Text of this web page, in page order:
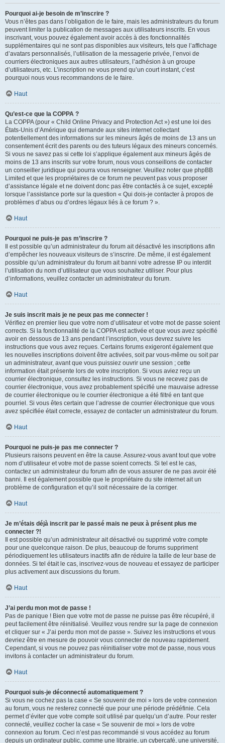
Pourquoi ai-je besoin de m’inscrire ?
Vous n’êtes pas dans l’obligation de le faire, mais les administrateurs du forum
peuvent limiter la publication de messages aux utilisateurs inscrits. En vous
inscrivant, vous pouvez également avoir accès à des fonctionnalités
supplémentaires qui ne sont pas disponibles aux visiteurs, tels que l’affichage
d’avatars personnalisés, l’utilisation de la messagerie privée, l’envoi de
courriers électroniques aux autres utilisateurs, l’adhésion à un groupe
d’utilisateurs, etc. L’inscription ne vous prend qu’un court instant, c’est
pourquoi nous vous recommandons de le faire.
Haut
Qu’est-ce que la COPPA ?
La COPPA (pour « Child Online Privacy and Protection Act ») est une loi des
États-Unis d’Amérique qui demande aux sites internet collectant
potentiellement des informations sur les mineurs âgés de moins de 13 ans un
consentement écrit des parents ou des tuteurs légaux des mineurs concernés.
Si vous ne savez pas si cette loi s’applique également aux mineurs âgés de
moins de 13 ans inscrits sur votre forum, nous vous conseillons de contacter
un conseiller juridique qui pourra vous renseigner. Veuillez noter que phpBB
Limited et que les propriétaires de ce forum ne peuvent pas vous proposer
d’assistance légale et ne doivent donc pas être contactés à ce sujet, excepté
lorsque l’assistance porte sur la question « Qui dois-je contacter à propos de
problèmes d’abus ou d’ordres légaux liés à ce forum ? ».
Haut
Pourquoi ne puis-je pas m’inscrire ?
Il est possible qu’un administrateur du forum ait désactivé les inscriptions afin
d’empêcher les nouveaux visiteurs de s’inscrire. De même, il est également
possible qu’un administrateur du forum ait banni votre adresse IP ou interdit
l’utilisation du nom d’utilisateur que vous souhaitez utiliser. Pour plus
d’informations, veuillez contacter un administrateur du forum.
Haut
Je suis inscrit mais je ne peux pas me connecter !
Vérifiez en premier lieu que votre nom d’utilisateur et votre mot de passe soient
corrects. Si la fonctionnalité de la COPPA est activée et que vous avez spécifié
avoir en dessous de 13 ans pendant l’inscription, vous devrez suivre les
instructions que vous avez reçues. Certains forums exigeront également que
les nouvelles inscriptions doivent être activées, soit par vous-même ou soit par
un administrateur, avant que vous puissiez ouvrir une session ; cette
information était présente lors de votre inscription. Si vous aviez reçu un
courrier électronique, consultez les instructions. Si vous ne recevez pas de
courrier électronique, vous avez probablement spécifié une mauvaise adresse
de courrier électronique ou le courrier électronique a été filtré en tant que
pourriel. Si vous êtes certain que l’adresse de courrier électronique que vous
avez spécifiée était correcte, essayez de contacter un administrateur du forum.
Haut
Pourquoi ne puis-je pas me connecter ?
Plusieurs raisons peuvent en être la cause. Assurez-vous avant tout que votre
nom d’utilisateur et votre mot de passe soient corrects. Si tel est le cas,
contactez un administrateur du forum afin de vous assurer de ne pas avoir été
banni. Il est également possible que le propriétaire du site internet ait un
problème de configuration et qu’il soit nécessaire de la corriger.
Haut
Je m’étais déjà inscrit par le passé mais ne peux à présent plus me
connecter ?!
Il est possible qu’un administrateur ait désactivé ou supprimé votre compte
pour une quelconque raison. De plus, beaucoup de forums suppriment
périodiquement les utilisateurs inactifs afin de réduire la taille de leur base de
données. Si tel était le cas, inscrivez-vous de nouveau et essayez de participer
plus activement aux discussions du forum.
Haut
J’ai perdu mon mot de passe !
Pas de panique ! Bien que votre mot de passe ne puisse pas être récupéré, il
peut facilement être réinitialisé. Veuillez vous rendre sur la page de connexion
et cliquer sur « J’ai perdu mon mot de passe ». Suivez les instructions et vous
devriez être en mesure de pouvoir vous connecter de nouveau rapidement.
Cependant, si vous ne pouvez pas réinitialiser votre mot de passe, nous vous
invitons à contacter un administrateur du forum.
Haut
Pourquoi suis-je déconnecté automatiquement ?
Si vous ne cochez pas la case « Se souvenir de moi » lors de votre connexion
au forum, vous ne resterez connecté que pour une période prédéfinie. Cela
permet d’éviter que votre compte soit utilisé par quelqu’un d’autre. Pour rester
connecté, veuillez cocher la case « Se souvenir de moi » lors de votre
connexion au forum. Ceci n’est pas recommandé si vous accédez au forum
depuis un ordinateur public, comme une librairie, un cybercafé, une université,